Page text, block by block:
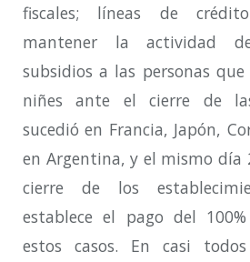
fiscales; líneas de
mantener la actividad
subsidios a las personas
niñes ante el cierre de
sucedió en Francia, Japón,
en Argentina, y el mismo día
cierre de los
establece el pago del
estos casos. En casi